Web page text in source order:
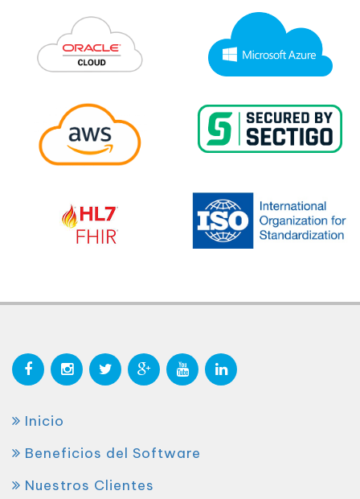
Inicio
Beneficios del Software
Nuestros Clientes